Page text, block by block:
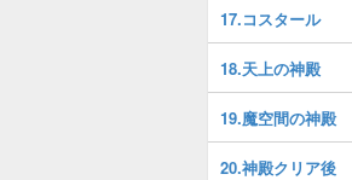
17.コスタール
18.天上の神殿
19.魔空間の神殿
20.神殿クリア後